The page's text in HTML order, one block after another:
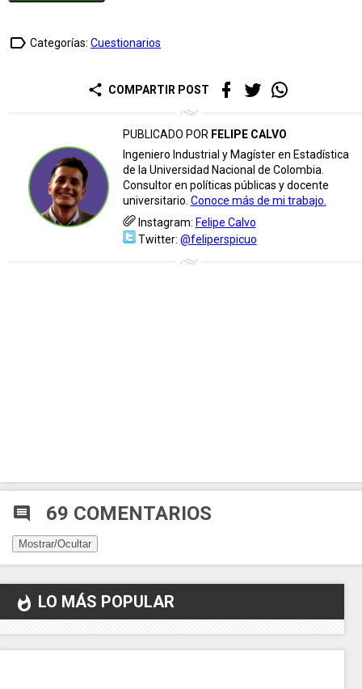
label_outline Categorías: Cuestionarios
share COMPARTIR POST
PUBLICADO POR FELIPE CALVO
Ingeniero Industrial y Magíster en Estadística
de la Universidad Nacional de Colombia.
Consultor en políticas públicas y docente
universitario. Conoce más de mi trabajo.
Instagram: Felipe Calvo
Twitter: @feliperspicuo
comment 69 COMENTARIOS
Mostrar/Ocultar
whatshot LO MÁS POPULAR